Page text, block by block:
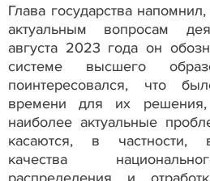
Глава государства напомнил,
актуальным вопросам
августа 2023 года он
системе высшего
поинтересовался, что
времени для их решения,
наиболее актуальные
касаются, в частности,
качества